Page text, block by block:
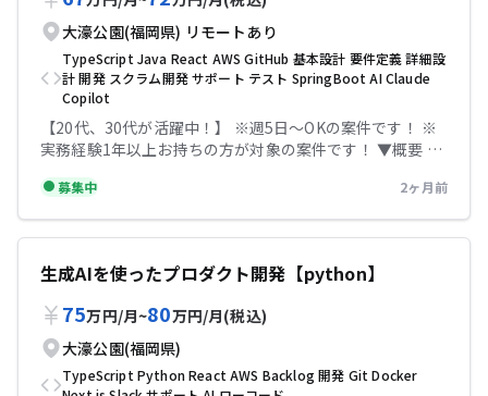
社：週3〜5日出社orフルリモート ※出社可能を優先 場
所：大濠公園駅 精算幅：140h~180h 勤務時間：8:45〜
17:45 服装：私服 【必須スキル】 ・プロジェクトマネジメ
ント経験 ・データの抽出、整形、可視化の経験 ・チーム
の生産性向上に寄与した実績（品質向上、スピード向上な
ど） 【尚可スキル】 ・開発生産性指標の設計経験（開発
スピード、品質、リードタイムなどの設計など） ・AI（生
成AI・エージェント）の活用経験 ・開発プロセス改善（ア
ジャイル・DevOps・CI/CDの導入推進など） ・組織横断
の推進経験 テックビズなら記帳代行無料！充実のサポート
で安心して参画していただけます！
大濠公園(福岡県) リモートあり
TypeScript Java React AWS GitHub 基本設計 要件定義詳細設
計開発 スクラム開発サポート テスト SpringBoot AIClaude
Copilot
【20代、30代が活躍中！】 ※週5日〜OKの案件です！ ※
実務経験1年以上お持ちの方が対象の案件です！ ▼概要 大
プロダクト開発チームに参画いただき、AI駆動開発の推進
を担っていただきます。 現在、AI駆動開発を積極的に進め
ているものの、知見をもつ人材が少ないため、推進してく
計、製造、テスト、リリース ユーザー部門との仕様調整
や、慣れてきたら要件定義フェーズも対応いただきます。
開発手法：アジャイル・スクラム開発（2週間スプリン
ト） ■ 期待する役割 AI駆動開発の推進担当として、周り
のメンバーへナレッジ共有をしてもらったり、スキルやサ
ブエージェントを用いた開発手法を固めていってもらいま
募集中 2ヶ月前
生成AIを使ったプロダクト開発【python】
75万円/月~80万円/月(税込)
大濠公園(福岡県)
TypeScript PythonReact AWS Backlog開発 Git Docker